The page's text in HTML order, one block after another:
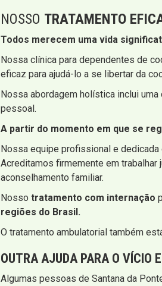
NOSSO TRATAMENTO
Todos merecem uma vida
Nossa clínica para dependentes de
eficaz para ajudá-lo a se libertar da
Nossa abordagem holística inclui
pessoal.
A partir do momento em que se
Nossa equipe profissional e dedicada
Acreditamos firmemente em
aconselhamento familiar.
Nosso tratamento com internação
regiões do Brasil.
O tratamento ambulatorial também
OUTRA AJUDA PARA O VÍCIO
Algumas pessoas de Santana da